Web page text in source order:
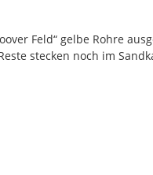
Feld“ gelbe Rohre
stecken noch im